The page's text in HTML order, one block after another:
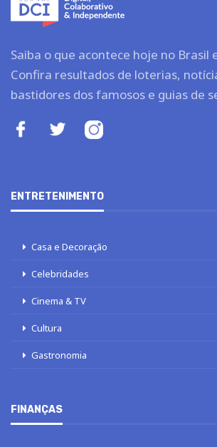
Saiba o que acontece hoje no Brasil
Confira resultados de loterias,
bastidores dos famosos e guias de
ENTRETENIMENTO
Casa e Decoração
Celebridades
Cinema & TV
Cultura
Gastronomia
FINANÇAS